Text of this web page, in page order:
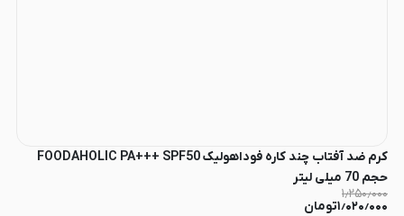
کرم ضد آفتاب چند کاره فوداهولیک FOODAHOLIC PA+++ SPF50
حجم 70 میلی لیتر
۱٫۲۵۰٫۰۰۰
۱٫۰۲۰٫۰۰۰تومان